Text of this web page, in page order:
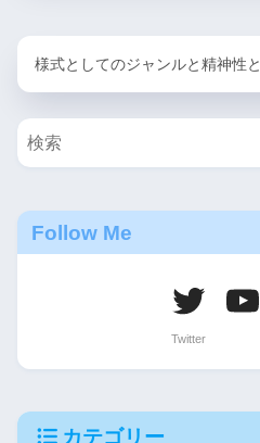
様式としてのジャンルと精神性
Follow Me
カテゴリー